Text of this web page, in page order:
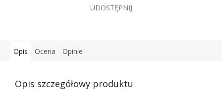
UDOSTĘPNIJ
Opis Ocena Opinie
Opis szczegółowy produktu